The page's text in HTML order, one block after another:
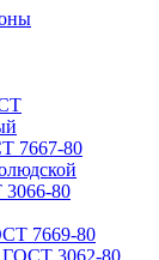
7667-80
80
7669-80
ГОСТ 3062-80